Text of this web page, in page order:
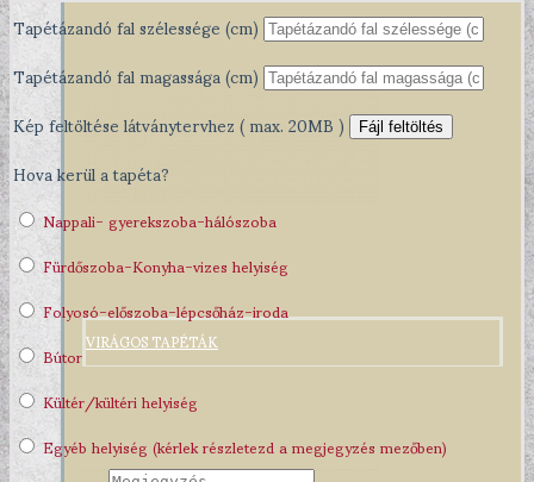
VIRÁGOS TAPÉTÁK
Tapétázandó fal szélessége (cm)
Tapétázandó fal magassága (cm)
Kép feltöltése látványtervhez ( max. 20MB )
Fájl feltöltés
Hova kerül a tapéta?
Nappali- gyerekszoba-hálószoba
Fürdőszoba-Konyha-vizes helyiség
Folyosó-előszoba-lépcsőház-iroda
Bútor
Kültér/kültéri helyiség
Egyéb helyiség (kérlek részletezd a megjegyzés mezőben)